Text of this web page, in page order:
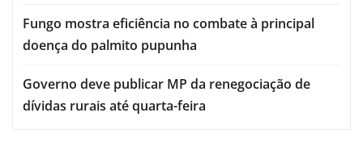
Fungo mostra eficiência no combate à principal
doença do palmito pupunha
Governo deve publicar MP da renegociação de
dívidas rurais até quarta-feira